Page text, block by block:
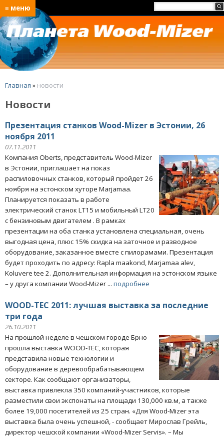
≡ меню
Главная » новости
Новости
Презентация станков Wood-Mizer в Эстонии, 26
ноября 2011
07.11.2011
Компания Oberts, представитель Wood-Mizer
в Эстонии, приглашает на показ
распиловочных станков, который пройдет 26
ноября на эстонском хуторе Marjamaa.
Планируется показать в работе
электрический станок LT15 и мобильный LT20
с бензиновым двигателем . В рамках
презентации на оба станка установлена специальная, очень
выгодная цена, плюс 15% скидка на заточное и разводное
оборудование, заказанное вместе с пилорамами. Презентация
будет проходить по адресу: Rapla maakond, Marjamaa alev,
Koluvere tee 2. Дополнительная информация на эстонском языке
– у друга компании Wood-Mizer ... подробнее
WOOD-TEC 2011: лучшая выставка за последние
три года
26.10.2011
На прошлой неделе в чешском городе Брно
прошла выставка WOOD-TEC, которая
представила новые технологии и
оборудование в деревообрабатывающем
секторе. Как сообщают организаторы,
выставка привлекла 350 компаний-участников, которые
разместили свои экспонаты на площади 130,000 кв.м, а также
более 19,000 посетителей из 25 стран. «Для Wood-Mizer эта
выставка была очень успешной, - сообщает Мирослав Грейль,
директор чешской компании «Wood-Mizer Servis». – Мы